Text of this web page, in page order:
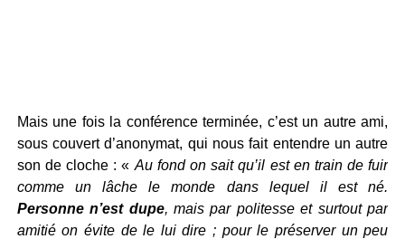
Mais une fois la conférence terminée, c’est un autre ami,
sous couvert d’anonymat, qui nous fait entendre un autre
son de cloche : « Au fond on sait qu’il est en train de fuir
comme un lâche le monde dans lequel il est né.
Personne n’est dupe, mais par politesse et surtout par
amitié on évite de le lui dire ; pour le préserver un peu